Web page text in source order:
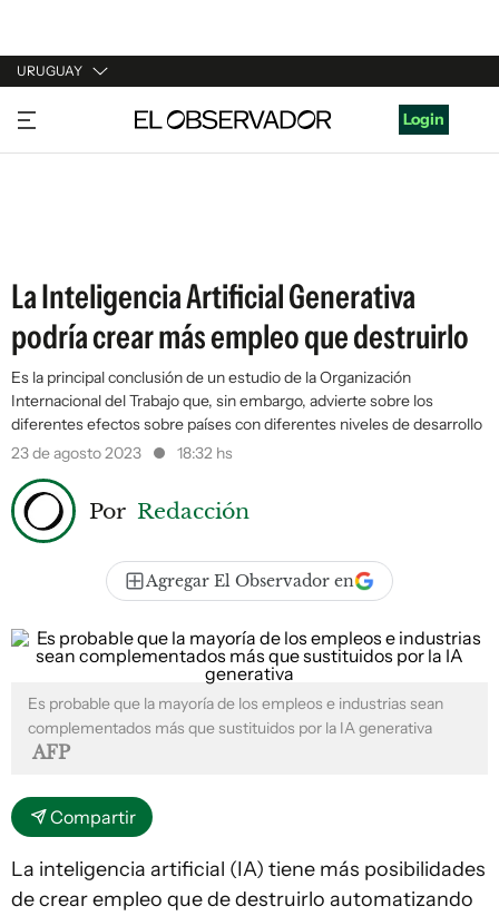
URUGUAY
URUGUAY
ARGENTINA
Login
La Inteligencia Artificial Generativa
podría crear más empleo que destruirlo
Es la principal conclusión de un estudio de la Organización
Internacional del Trabajo que, sin embargo, advierte sobre los
diferentes efectos sobre países con diferentes niveles de desarrollo
23 de agosto 2023
18:32 hs
Por Redacción
Agregar El Observador en
Es probable que la mayoría de los empleos e industrias sean
complementados más que sustituidos por la IA generativa
AFP
Compartir
La inteligencia artificial (IA) tiene más posibilidades
de crear empleo que de destruirlo automatizando